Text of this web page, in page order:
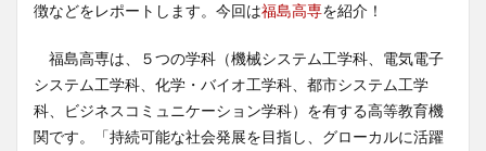
徴などをレポートします。今回は福島高専を紹介！
福島高専は、５つの学科（機械システム工学科、電気電子
システム工学科、化学・バイオ工学科、都市システム工学
科、ビジネスコミュニケーション学科）を有する高等教育機
関です。「持続可能な社会発展を目指し、グローカルに活躍